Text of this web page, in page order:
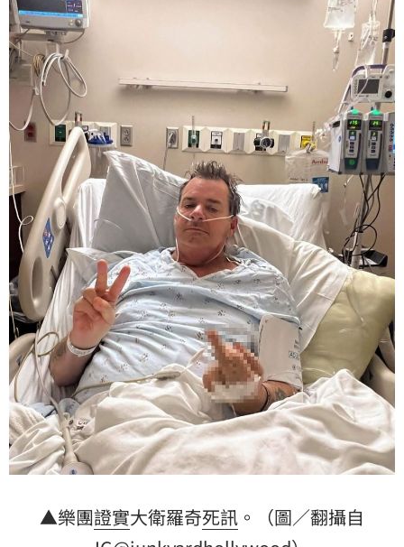
▲樂團證實大衛羅奇死訊 。（圖／翻攝自